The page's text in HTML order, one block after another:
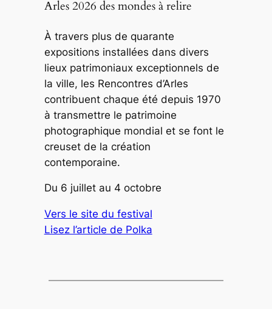
Arles 2026 des mondes à relire
À travers plus de quarante
expositions installées dans divers
lieux patrimoniaux exceptionnels de
la ville, les Rencontres d’Arles
contribuent chaque été depuis 1970
à transmettre le patrimoine
photographique mondial et se font le
creuset de la création
contemporaine.
Du 6 juillet au 4 octobre
Vers le site du festival
Lisez l’article de Polka